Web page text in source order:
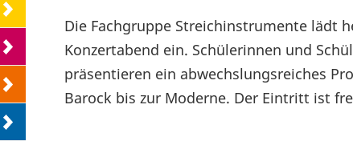
Die Fachgruppe Streichinstrumente lädt
Konzertabend ein. Schülerinnen und
präsentieren ein abwechslungsreiches
Barock bis zur Moderne. Der Eintritt ist